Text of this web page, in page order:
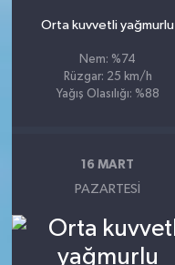
Orta kuvvetli yağmurlu
Nem: %74
Rüzgar: 25 km/h
Yağış Olasılığı: %88
16 MART
PAZARTESI